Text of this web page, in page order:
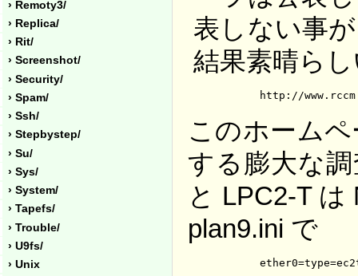
› Remoty3/
› Replica/
› Rit/
› Screenshot/
› Security/
› Spam/
› Ssh/
› Stepbystep/
› Su/
› Sys/
› System/
› Tapefs/
› Trouble/
› U9fs/
› Unix
表しない事
結果素晴ら
http://
このホーム
する膨大な
と LPC2-T
plan9.ini で